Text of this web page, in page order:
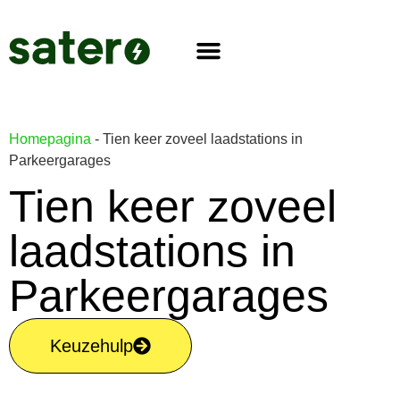
Homepagina - Tien keer zoveel laadstations in
Parkeergarages
Tien keer zoveel
laadstations in
Parkeergarages
Keuzehulp